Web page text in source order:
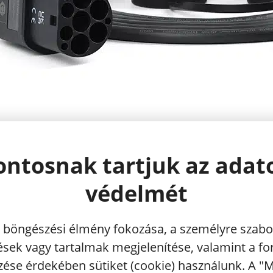
tartjuk az
védelmét
böngészési élmény fokozása, a személyre
vagy tartalmak megjelenítése, valamint a
érdekében sütiket (cookie) használunk. A
autóhoz, Plug in hibrid PHEV töltőkábel az